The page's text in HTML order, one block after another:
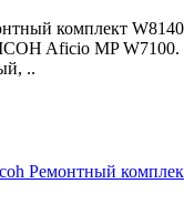
комплект
Aficio MP W7100.
..